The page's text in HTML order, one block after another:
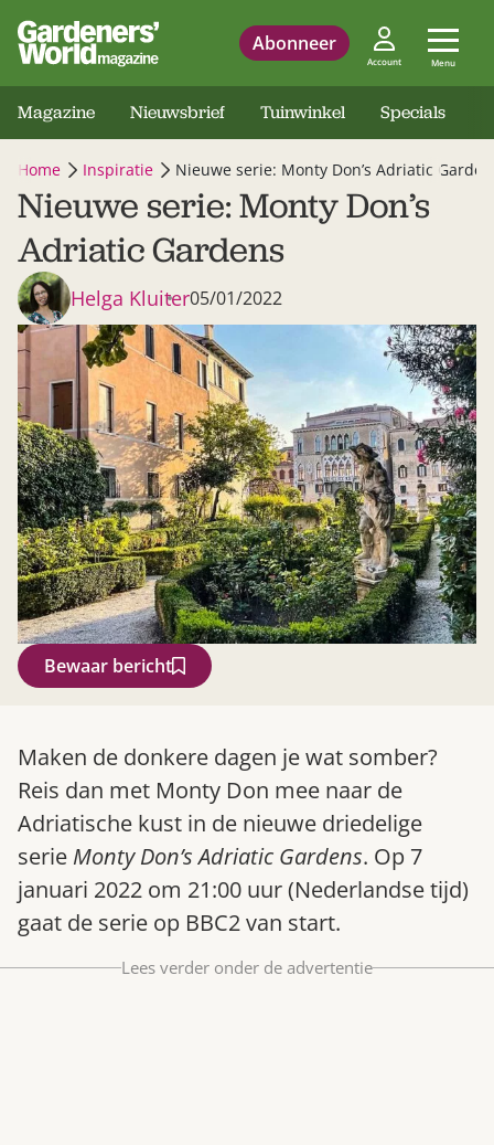
Abonneer
Account Menu
Gardeners’ World 08/2026
Magazine Nieuwsbrief Tuinwinkel Specials
Home Inspiratie Nieuwe serie: Monty Don’s Adriatic
Nieuwe serie: Monty Don’s
Adriatic Gardens
Helga Kluiter05/01/2022
Bewaar bericht
Maken de donkere dagen je wat somber?
Reis dan met Monty Don mee naar de
Adriatische kust in de nieuwe driedelige
serie Monty Don’s Adriatic Gardens. Op 7
januari 2022 om 21:00 uur (Nederlandse tijd)
gaat de serie op BBC2 van start.
Lees verder onder de advertentie